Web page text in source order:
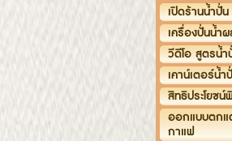
เปิดร้านน้ำปั่น
เครื่องปั่นน้ำผ
วีดีโอ สูตรน้
เคาน์เตอร์น้ำ
สิทธิประโยชน์
ออกแบบตกแ
กาแฟ